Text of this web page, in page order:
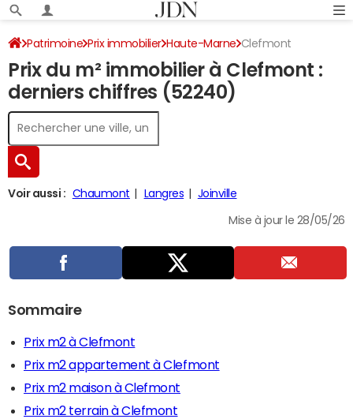
Patrimoine Prix immobilier Haute-Marne Clefmont
Prix du m² immobilier à Clefmont :
derniers chiffres (52240)
Voir aussi : Chaumont Langres Joinville
Mise à jour le 28/05/26
Sommaire
Prix m2 à Clefmont
Prix m2 appartement à Clefmont
Prix m2 maison à Clefmont
Prix m2 terrain à Clefmont